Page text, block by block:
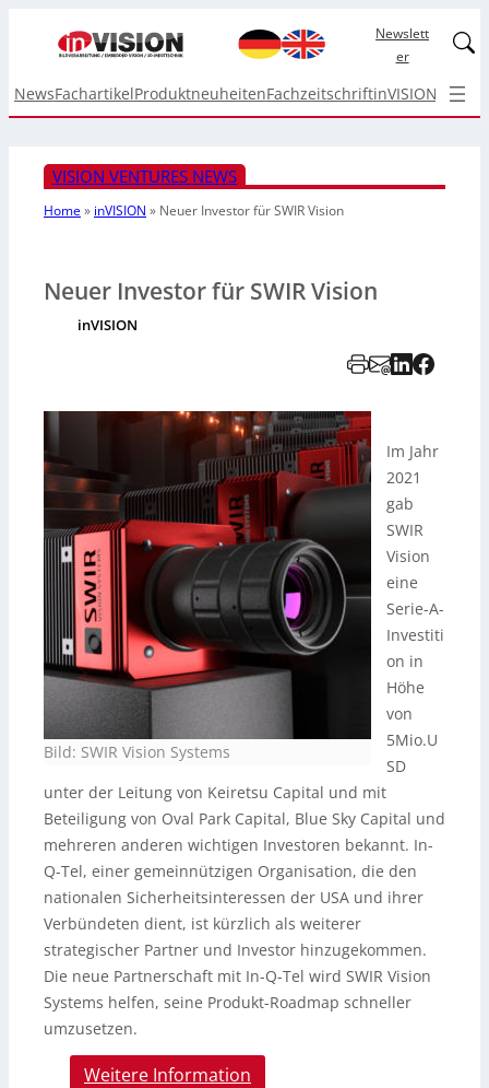
Newslett
er
NewsFachartikelProduktneuheitenFachzeitschriftinVISION Top
VISION VENTURES NEWS
Home» inVISION » Neuer Investor für SWIR Vision
Neuer Investor für SWIR Vision
inVISION
Bild: SWIR Vision Systems
Im Jahr
2021
gab
SWIR
Vision
eine
Serie-A-
Investiti
on in
Höhe
von
5Mio.U
SD
unter der Leitung von Keiretsu Capital und mit
Beteiligung von Oval Park Capital, Blue Sky Capital und
mehreren anderen wichtigen Investoren bekannt. In-
Q-Tel, einer gemeinnützigen Organisation, die den
nationalen Sicherheitsinteressen der USA und ihrer
Verbündeten dient, ist kürzlich als weiterer
strategischer Partner und Investor hinzugekommen.
Die neue Partnerschaft mit In-Q-Tel wird SWIR Vision
Systems helfen, seine Produkt-Roadmap schneller
umzusetzen.
Weitere Information